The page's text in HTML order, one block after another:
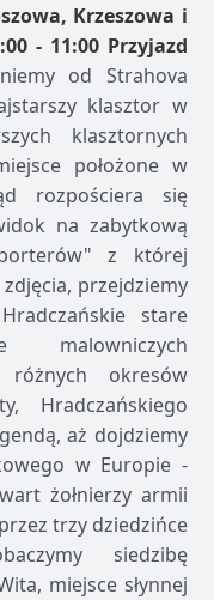
Krzeszowa i
- 11:00 Przyjazd
od Strahova
klasztor w
klasztornych
położone w
rozpościera się
na zabytkową
z której
przejdziemy
stare
różnych okresów
Hradczańskiego
aż dojdziemy
w Europie -
żołnierzy armii
trzy dziedzińce
siedzibę
miejsce słynnej